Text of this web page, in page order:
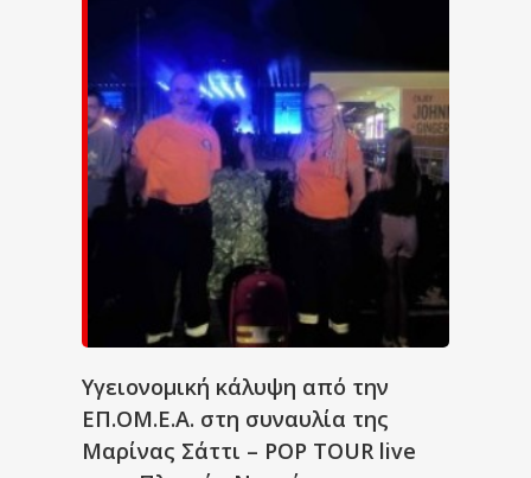
Υγειονομική κάλυψη από την
ΕΠ.ΟΜ.Ε.Α. στη συναυλία της
Μαρίνας Σάττι – POP TOUR live